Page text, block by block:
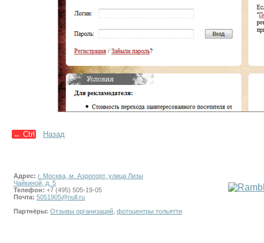
← Ctrl Назад
Адрес: г. Москва, м. Аэропорт, улица Лизы
Чайкиной, д. 5
Телефон: +7 (495) 505-19-05
Почта: 5051905@null.ru
Партнёры: Отзывы организаций фотоцентры тольятти